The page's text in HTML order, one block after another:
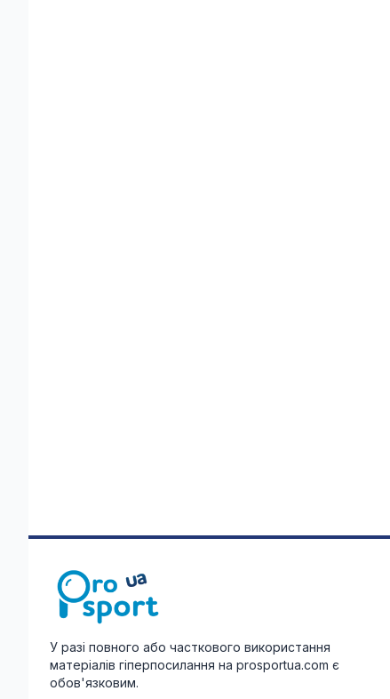
У разі повного або часткового використання
матеріалів гіперпосилання на prosportua.com є
обов'язковим.